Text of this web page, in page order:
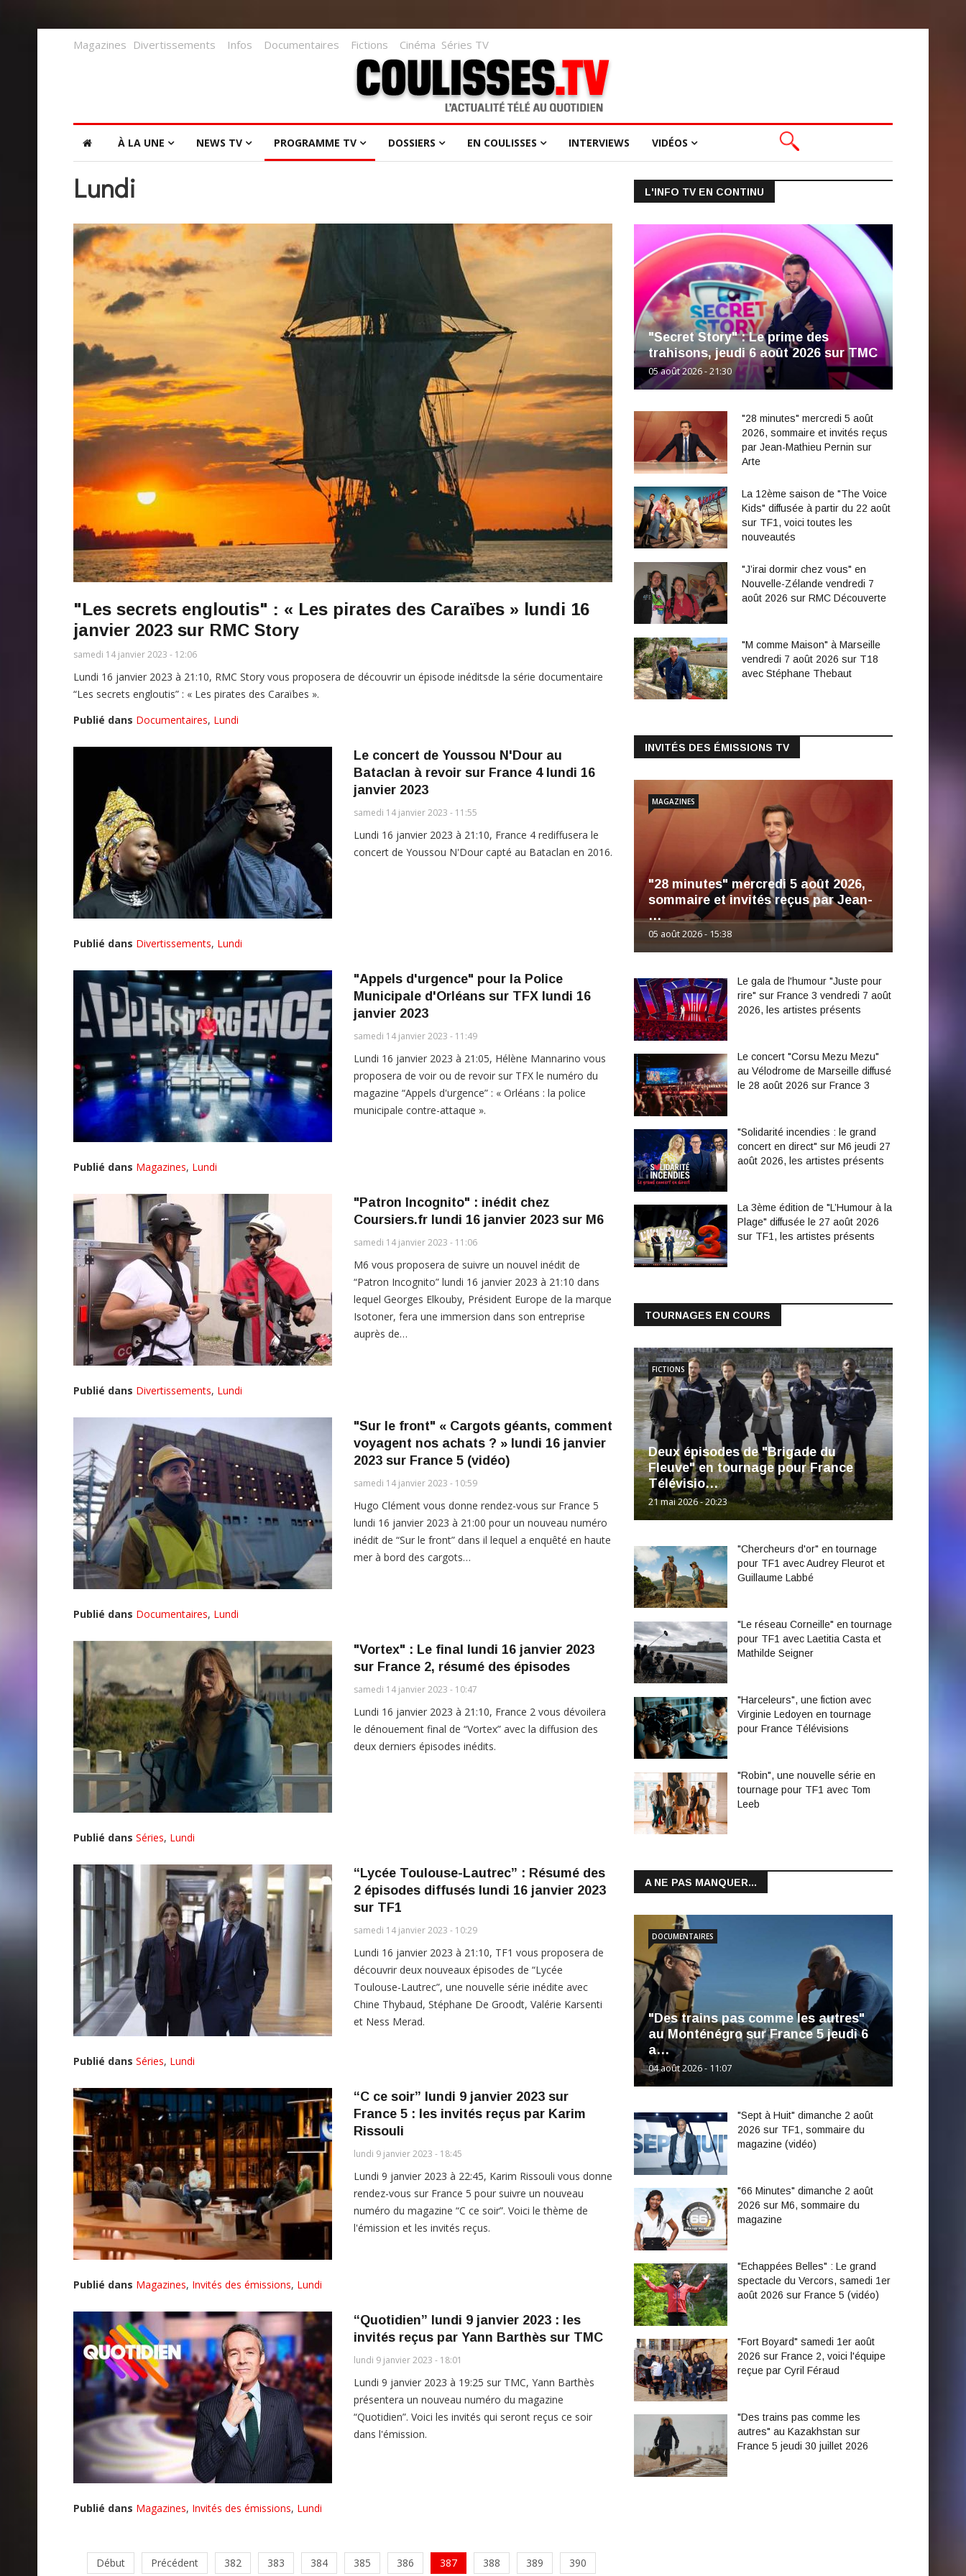
Magazines Divertissements Infos Documentaires Fictions Cinéma Séries TV
À LA UNE NEWS TV PROGRAMME TV DOSSIERS EN COULISSES INTERVIEWS VIDÉOS
Lundi
"Les secrets engloutis" : « Les pirates des Caraïbes » lundi 16
janvier 2023 sur RMC Story
samedi 14 janvier 2023 - 12:06
Lundi 16 janvier 2023 à 21:10, RMC Story vous proposera de découvrir un épisode inéditsde la série documentaire
“Les secrets engloutis” : « Les pirates des Caraïbes ».
Publié dans Documentaires, Lundi
Le concert de Youssou N'Dour au
Bataclan à revoir sur France 4 lundi 16
janvier 2023
samedi 14 janvier 2023 - 11:55
Lundi 16 janvier 2023 à 21:10, France 4 rediffusera le
concert de Youssou N'Dour capté au Bataclan en 2016.
Publié dans Divertissements, Lundi
"Appels d'urgence" pour la Police
Municipale d'Orléans sur TFX lundi 16
janvier 2023
samedi 14 janvier 2023 - 11:49
Lundi 16 janvier 2023 à 21:05, Hélène Mannarino vous
proposera de voir ou de revoir sur TFX le numéro du
magazine “Appels d'urgence” : « Orléans : la police
municipale contre-attaque ».
Publié dans Magazines, Lundi
"Patron Incognito" : inédit chez
Coursiers.fr lundi 16 janvier 2023 sur M6
samedi 14 janvier 2023 - 11:06
M6 vous proposera de suivre un nouvel inédit de
“Patron Incognito” lundi 16 janvier 2023 à 21:10 dans
lequel Georges Elkouby, Président Europe de la marque
Isotoner, fera une immersion dans son entreprise
auprès de…
Publié dans Divertissements, Lundi
"Sur le front" « Cargots géants, comment
voyagent nos achats ? » lundi 16 janvier
2023 sur France 5 (vidéo)
samedi 14 janvier 2023 - 10:59
Hugo Clément vous donne rendez-vous sur France 5
lundi 16 janvier 2023 à 21:00 pour un nouveau numéro
inédit de “Sur le front” dans il lequel a enquêté en haute
mer à bord des cargots…
Publié dans Documentaires, Lundi
"Vortex" : Le final lundi 16 janvier 2023
sur France 2, résumé des épisodes
samedi 14 janvier 2023 - 10:47
Lundi 16 janvier 2023 à 21:10, France 2 vous dévoilera
le dénouement final de “Vortex” avec la diffusion des
deux derniers épisodes inédits.
Publié dans Séries, Lundi
“Lycée Toulouse-Lautrec” : Résumé des
2 épisodes diffusés lundi 16 janvier 2023
sur TF1
samedi 14 janvier 2023 - 10:29
Lundi 16 janvier 2023 à 21:10, TF1 vous proposera de
découvrir deux nouveaux épisodes de “Lycée
Toulouse-Lautrec”, une nouvelle série inédite avec
Chine Thybaud, Stéphane De Groodt, Valérie Karsenti
et Ness Merad.
Publié dans Séries, Lundi
“C ce soir” lundi 9 janvier 2023 sur
France 5 : les invités reçus par Karim
Rissouli
lundi 9 janvier 2023 - 18:45
Lundi 9 janvier 2023 à 22:45, Karim Rissouli vous donne
rendez-vous sur France 5 pour suivre un nouveau
numéro du magazine “C ce soir”. Voici le thème de
l'émission et les invités reçus.
Publié dans Magazines, Invités des émissions, Lundi
“Quotidien” lundi 9 janvier 2023 : les
invités reçus par Yann Barthès sur TMC
lundi 9 janvier 2023 - 18:01
Lundi 9 janvier 2023 à 19:25 sur TMC, Yann Barthès
présentera un nouveau numéro du magazine
“Quotidien”. Voici les invités qui seront reçus ce soir
dans l'émission.
Publié dans Magazines, Invités des émissions, Lundi
Début Précédent 382 383 384 385 386 387 388 389 390
L'INFO TV EN CONTINU
"Secret Story" : Le prime des
trahisons, jeudi 6 août 2026 sur TMC
05 août 2026 - 21:30
"28 minutes" mercredi 5 août
2026, sommaire et invités reçus
par Jean-Mathieu Pernin sur
Arte
La 12ème saison de "The Voice
Kids" diffusée à partir du 22 août
sur TF1, voici toutes les
nouveautés
"J’irai dormir chez vous" en
Nouvelle-Zélande vendredi 7
août 2026 sur RMC Découverte
"M comme Maison" à Marseille
vendredi 7 août 2026 sur T18
avec Stéphane Thebaut
INVITÉS DES ÉMISSIONS TV
"28 minutes" mercredi 5 août 2026,
sommaire et invités reçus par Jean-
…
05 août 2026 - 15:38
MAGAZINES
Le gala de l'humour "Juste pour
rire" sur France 3 vendredi 7 août
2026, les artistes présents
Le concert "Corsu Mezu Mezu"
au Vélodrome de Marseille diffusé
le 28 août 2026 sur France 3
"Solidarité incendies : le grand
concert en direct" sur M6 jeudi 27
août 2026, les artistes présents
La 3ème édition de "L’Humour à la
Plage" diffusée le 27 août 2026
sur TF1, les artistes présents
TOURNAGES EN COURS
Deux épisodes de "Brigade du
Fleuve" en tournage pour France
Télévisio…
21 mai 2026 - 20:23
FICTIONS
"Chercheurs d'or" en tournage
pour TF1 avec Audrey Fleurot et
Guillaume Labbé
"Le réseau Corneille" en tournage
pour TF1 avec Laetitia Casta et
Mathilde Seigner
"Harceleurs", une fiction avec
Virginie Ledoyen en tournage
pour France Télévisions
"Robin", une nouvelle série en
tournage pour TF1 avec Tom
Leeb
A NE PAS MANQUER...
"Des trains pas comme les autres"
au Monténégro sur France 5 jeudi 6
a…
04 août 2026 - 11:07
DOCUMENTAIRES
"Sept à Huit" dimanche 2 août
2026 sur TF1, sommaire du
magazine (vidéo)
"66 Minutes" dimanche 2 août
2026 sur M6, sommaire du
magazine
"Echappées Belles" : Le grand
spectacle du Vercors, samedi 1er
août 2026 sur France 5 (vidéo)
"Fort Boyard" samedi 1er août
2026 sur France 2, voici l'équipe
reçue par Cyril Féraud
"Des trains pas comme les
autres" au Kazakhstan sur
France 5 jeudi 30 juillet 2026